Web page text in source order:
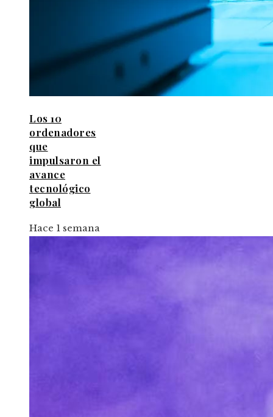
Los 10
ordenadores
que
impulsaron el
avance
tecnológico
global
Hace 1 semana